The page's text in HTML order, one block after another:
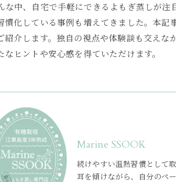
な中、自宅で手軽にできるよもぎ蒸しが
慣化している事例も増えてきました。本
紹介します。独自の視点や体験談も交え
なヒントや安心感を得ていただけます。
Marine SSOOK
続けやすい温熱習慣として
耳を傾けながら、自分のペ